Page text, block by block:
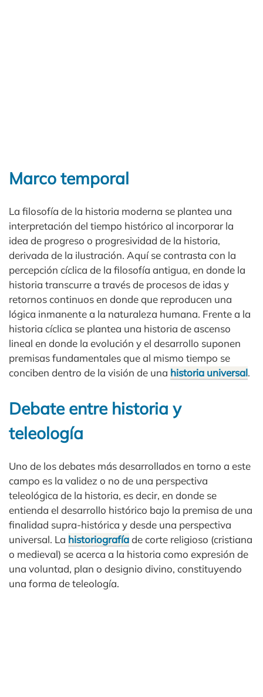
Marco temporal
La filosofía de la historia moderna se plantea una
interpretación del tiempo histórico al incorporar la
idea de progreso o progresividad de la historia,
derivada de la ilustración. Aquí se contrasta con la
percepción cíclica de la filosofía antigua, en donde la
historia transcurre a través de procesos de idas y
retornos continuos en donde que reproducen una
lógica inmanente a la naturaleza humana. Frente a la
historia cíclica se plantea una historia de ascenso
lineal en donde la evolución y el desarrollo suponen
premisas fundamentales que al mismo tiempo se
conciben dentro de la visión de una historia universal.
Debate entre historia y
teleología
Uno de los debates más desarrollados en torno a este
campo es la validez o no de una perspectiva
teleológica de la historia, es decir, en donde se
entienda el desarrollo histórico bajo la premisa de una
finalidad supra-histórica y desde una perspectiva
universal. La historiografíade corte religioso (cristiana
o medieval) se acerca a la historia como expresión de
una voluntad, plan o designio divino, constituyendo
una forma de teleología.